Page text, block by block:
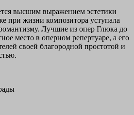
высшим выражением эстетики
при жизни композитора уступала
Лучшие из опер Глюка до
место в оперном репертуаре, а его
своей благородной простотой и